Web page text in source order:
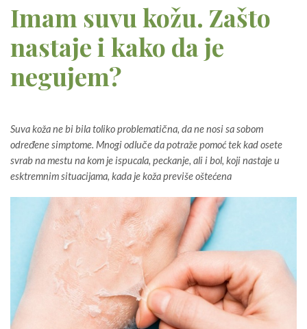
Imam suvu kožu. Zašto
nastaje i kako da je
negujem?
Suva koža ne bi bila toliko problematična, da ne nosi sa sobom
određene simptome. Mnogi odluče da potraže pomoć tek kad osete
svrab na mestu na kom je ispucala, peckanje, ali i bol, koji nastaje u
esktremnim situacijama, kada je koža previše oštećena